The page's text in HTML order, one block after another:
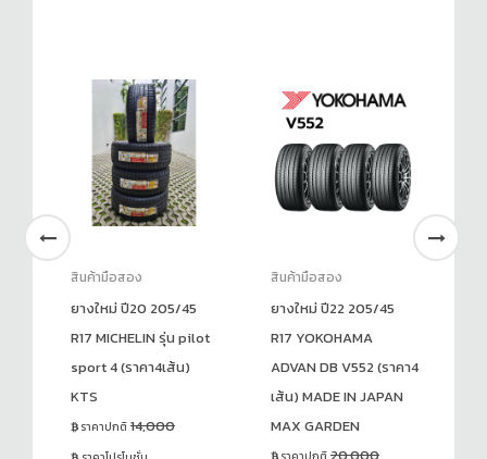
สินค้ามือสอง
ยางใหม่ ปี20 205/45
R17 MICHELIN รุ่น pilot
sport 4 (ราคา4เส้น)
KTS
ราคาปกติ 14,000
สินค้ามือสอง
ยางใหม่ ปี22 205/45
R17 YOKOHAMA
ADVAN DB V552 (ราคา4
เส้น) MADE IN JAPAN
MAX GARDEN